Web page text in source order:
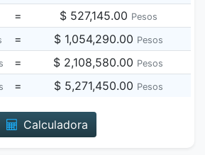
= $ 527,145.00 Pesos
= $ 1,054,290.00 Pesos
= $ 2,108,580.00 Pesos
= $ 5,271,450.00 Pesos
Calculadora